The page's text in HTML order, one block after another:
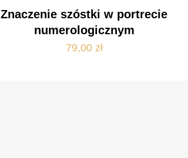
Znaczenie szóstki w portrecie
numerologicznym
79,00 zł